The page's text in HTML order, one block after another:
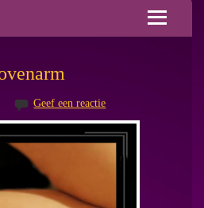
Geef een reactie